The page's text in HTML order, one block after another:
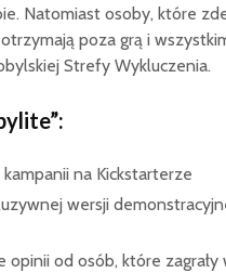
Natomiast osoby, które
poza grą i
Strefy Wykluczenia.
na Kickstarterze
wersji
od osób, które zagrały